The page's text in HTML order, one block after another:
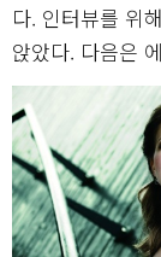
다. 인터뷰를 위
앉았다. 다음은